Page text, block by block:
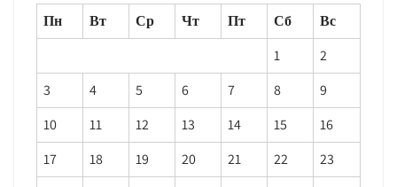
Пн Вт Ср Чт Пт Сб
Вс
1
2
3
4 5 6 7 8
9
10
11 12 13 14 15
16
17
18 19 20 21 22
23